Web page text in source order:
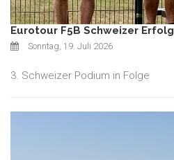
Eurotour F5B Schweizer Erfolg
Sonntag, 19. Juli 2026
3. Schweizer Podium in Folge